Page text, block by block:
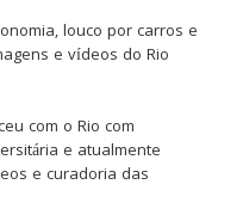
louco por carros e
e vídeos do Rio
com o Rio com
e atualmente
e curadoria das